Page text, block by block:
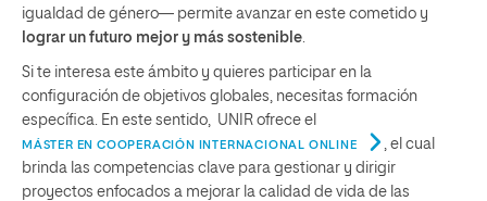
igualdad de género— permite avanzar en este cometido y
lograr un futuro mejor y más sostenible
Si te interesa este ámbito y quieres participar en la
configuración de objetivos globales, necesitas formación
específica. En este sentido, UNIR ofrece el
MÁSTER EN COOPERACIÓN INTERNACIONAL ONLINE
, el cual
brinda las competencias clave para gestionar y dirigir
proyectos enfocados a mejorar la calidad de vida de las